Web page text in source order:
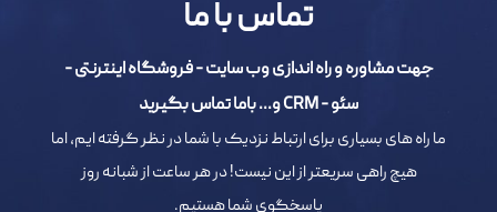
تماس با ما
جهت مشاوره و راه اندازی وب سایت - فروشگاه اینترنتی -
سئو - CRM و... باما تماس بگیرید
ما راه های بسیاری برای ارتباط نزدیک با شما در نظر گرفته ایم، اما
هیچ راهی سریعتر از این نیست! در هر ساعت از شبانه روز
پاسخگوی شما هستیم.